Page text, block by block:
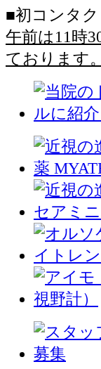
■初コンタ
午前は11時
ております。